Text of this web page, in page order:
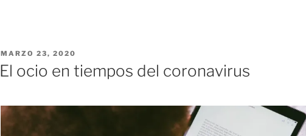
PUBLICADO
EL
MARZO 23, 2020
El ocio en tiempos del coronavirus